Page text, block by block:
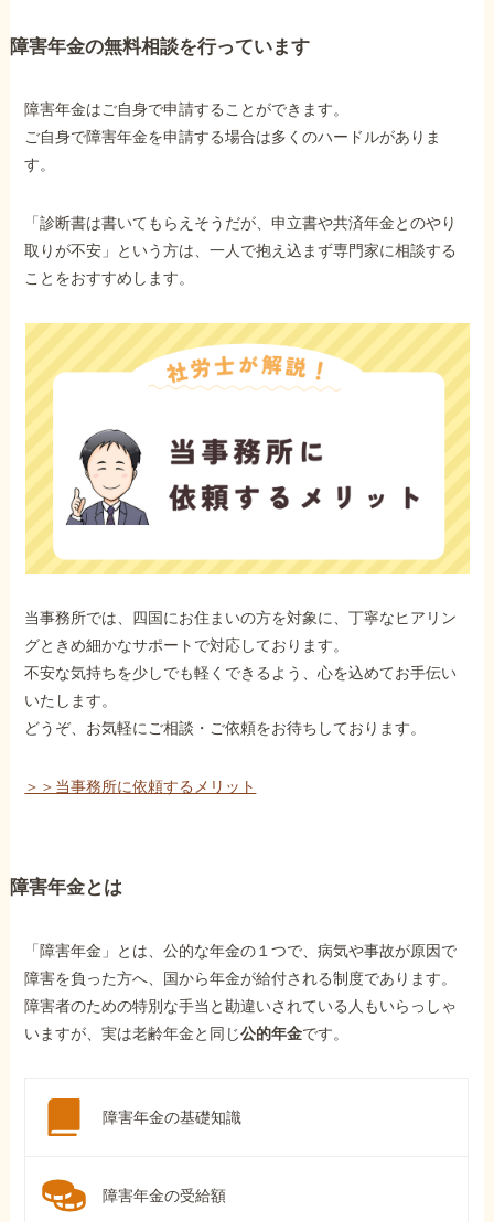
障害年金の無料相談を行っています
障害年金はご自身で申請することができます。
ご自身で障害年金を申請する場合は多くのハードルがありま
す。
「診断書は書いてもらえそうだが、申立書や共済年金とのやり
取りが不安」という方は、一人で抱え込まず専門家に相談する
ことをおすすめします。
当事務所では、四国にお住まいの方を対象に、丁寧なヒアリン
グときめ細かなサポートで対応しております。
不安な気持ちを少しでも軽くできるよう、心を込めてお手伝い
いたします。
どうぞ、お気軽にご相談・ご依頼をお待ちしております。
＞＞当事務所に依頼するメリット
障害年金とは
「障害年金」とは、公的な年金の１つで、病気や事故が原因で
障害を負った方へ、国から年金が給付される制度であります。
障害者のための特別な手当と勘違いされている人もいらっしゃ
いますが、実は老齢年金と同じ公的年金です。
障害年金の基礎知識
障害年金の受給額